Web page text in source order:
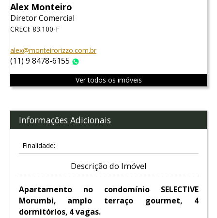
Alex Monteiro
Diretor Comercial
CRECI: 83.100-F
alex@monteirorizzo.com.br
(11) 9 8478-6155
Ver todos os imóveis
Informações Adicionais
Finalidade:
Descrição do Imóvel
Apartamento no condomínio SELECTIVE
Morumbi, amplo terraço gourmet, 4
dormitórios, 4 vagas.